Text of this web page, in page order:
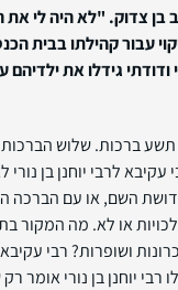
בן צדוק. "לא היה לי את
עבור קהילתו בבית
גידלו את
ברכות. שלוש
עקיבא לרבי יוחנן בן
השם, או עם הברכה
או לא. מה המקור
ושופרות? רבי
רבי יוחנן בן נורי